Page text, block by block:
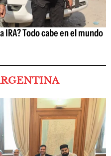
IRA? Todo cabe en el mundo